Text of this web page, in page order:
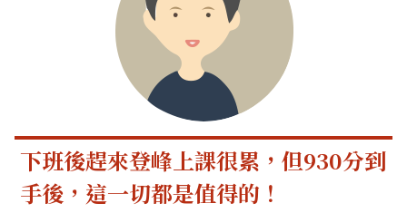
下班後趕來登峰上課很累，但930分到
手後，這一切都是值得的！